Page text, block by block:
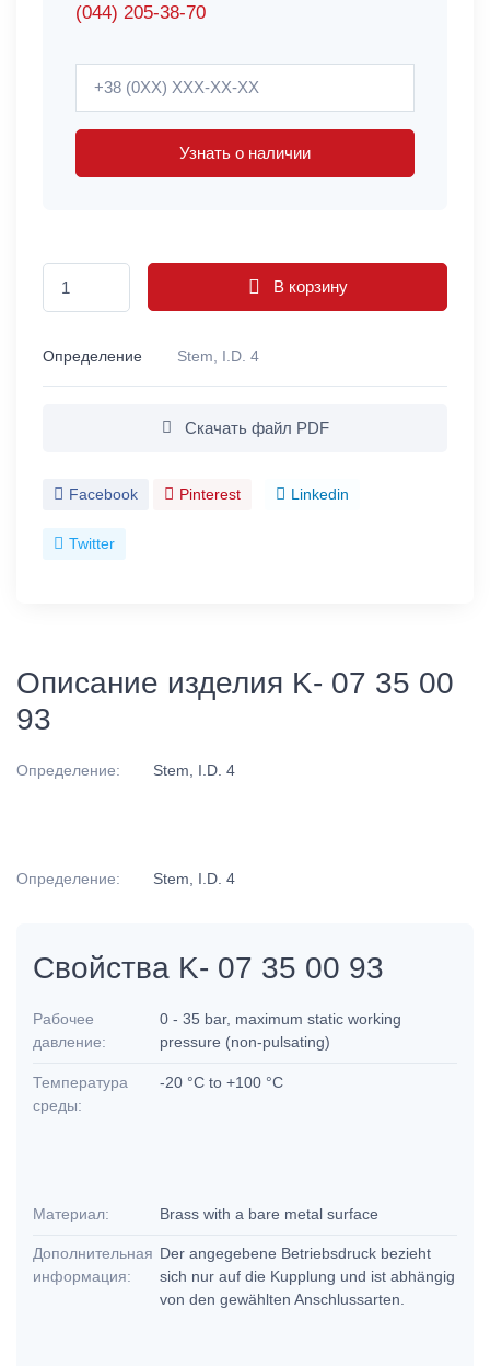
(044) 205-38-70
Узнать о наличии
В корзину
Определение Stem, I.D. 4
Скачать файл PDF
Facebook Pinterest Linkedin
Twitter
Описание изделия K- 07 35 00
93
Определение: Stem, I.D. 4
Определение: Stem, I.D. 4
Свойства K- 07 35 00 93
Рабочее
давление:
0 - 35 bar, maximum static working
pressure (non-pulsating)
Температура
среды:
-20 °C to +100 °C
Материал: Brass with a bare metal surface
Дополнительная
информация:
Der angegebene Betriebsdruck bezieht
sich nur auf die Kupplung und ist abhängig
von den gewählten Anschlussarten.